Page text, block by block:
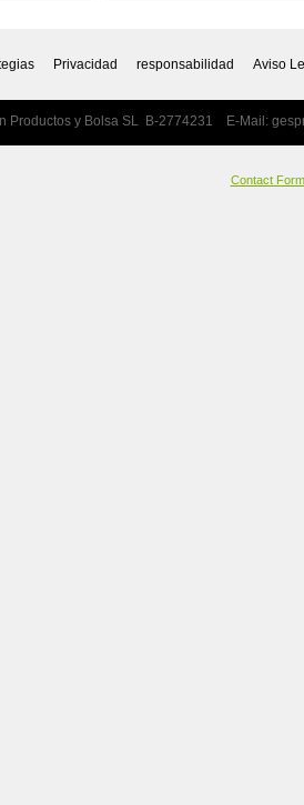
Privacidad responsabilidad Aviso
Productos y Bolsa SL B-2774231 E-Mail:
Contact Form